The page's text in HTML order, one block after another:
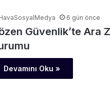
6 gün önce
Güvenlik’te Ara
Devamını Oku »